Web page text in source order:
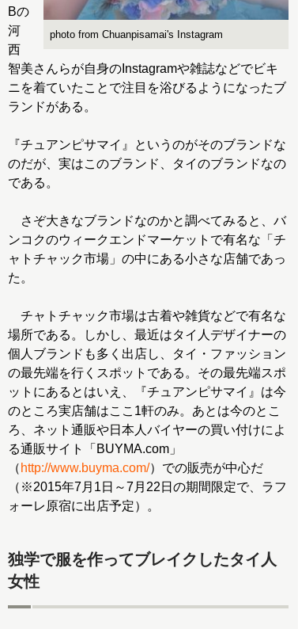
photo from Chuanpisamai's Instagram
Bの
河
西
智美さんらが自身のInstagramや雑誌などでビキ
ニを着ていたことで注目を浴びるようになったブ
ランドがある。
『チュアンピサマイ』というのがそのブランドな
のだが、実はこのブランド、タイのブランドなの
である。
さぞ大きなブランドなのかと調べてみると、バ
ンコクのウィークエンドマーケットで有名な「チ
ャトチャック市場」の中にある小さな店舗であっ
た。
チャトチャック市場は古着や雑貨などで有名な
場所である。しかし、最近はタイ人デザイナーの
個人ブランドも多く出店し、タイ・ファッション
の最先端を行くスポットである。その最先端スポ
ットにあるとはいえ、『チュアンピサマイ』は今
のところ実店舗はここ1軒のみ。あとは今のとこ
ろ、ネット通販や日本人バイヤーの買い付けによ
る通販サイト「BUYMA.com」
（ http://www.buyma.com/）での販売が中心だ
（※2015年7月1日～7月22日の期間限定で、ラフ
ォーレ原宿に出店予定）。
独学で服を作ってブレイクしたタイ人
女性